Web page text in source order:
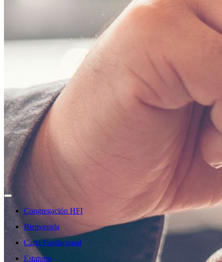
Congregación HFI
Bienvenida
Carta Fundacional
Estatutos